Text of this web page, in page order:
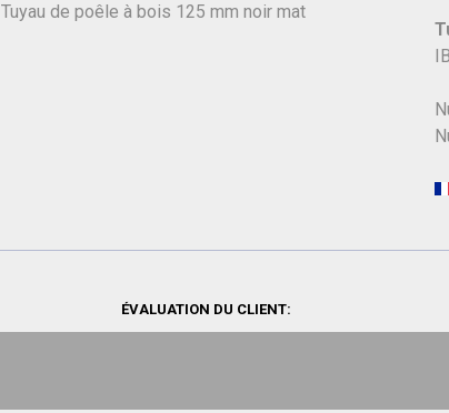
Tuyau de poêle à bois 125 mm noir mat
ÉVALUATION DU CLIENT: